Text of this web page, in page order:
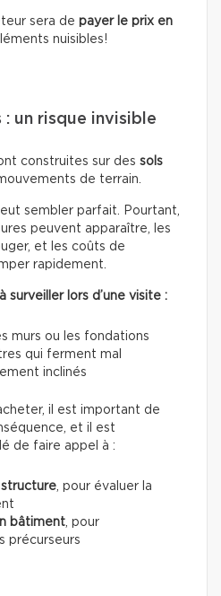
sera de payer le prix en
nuisibles!
: un risque invisible
construites sur des sols
de terrain.
sembler parfait. Pourtant,
peuvent apparaître, les
et les coûts de
rapidement.
surveiller lors d’une visite :
murs ou les fondations
qui ferment mal
inclinés
il est important de
et il est
de faire appel à :
structure, pour évaluer la
bâtiment, pour
précurseurs